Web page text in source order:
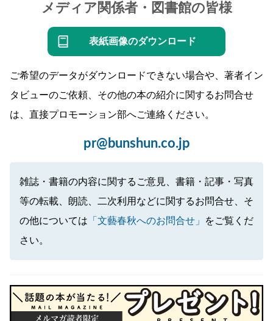
メディア関係者・図書館の皆様
表紙画像のダウンロード
ご希望のデータがダウンロードできない場合や、著者イン
タビューのご依頼、その他の本の紹介に関するお問合せ
は、直接プロモーション部へご連絡ください。
pr@bunshun.co.jp
雑誌・書籍の内容に関するご意見、書籍・記事・写真
等の転載、朗読、二次利用などに関するお問合せ、そ
の他については 「文藝春秋へのお問合せ」
をご覧くだ
さい。